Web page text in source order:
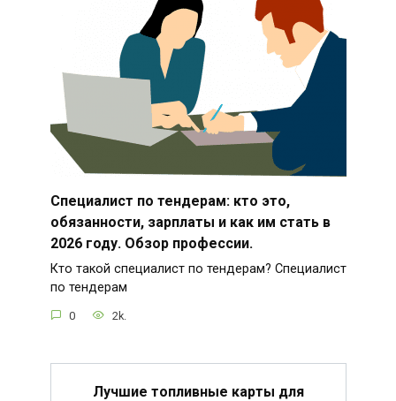
Специалист по тендерам: кто это,
обязанности, зарплаты и как им стать в
2026 году. Обзор профессии.
Кто такой специалист по тендерам? Специалист
по тендерам
0 2k.
Лучшие топливные карты для